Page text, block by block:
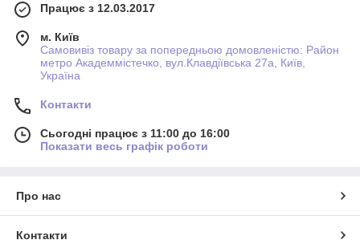
Працює з 12.03.2017
м. Київ
Самовивіз товару за попередньою домовленістю: Район
метро Академмістечко, вул.Клавдіївська 27а, Київ,
Україна
Контакти
Сьогодні працює з 11:00 до 16:00
Показати весь графік роботи
Про нас
Контакти